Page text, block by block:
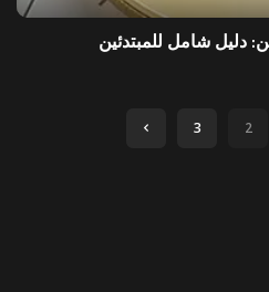
دليل شامل للمبتدئين
2
3